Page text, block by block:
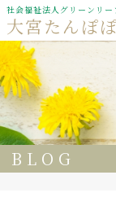
社会福祉法人グリーンリー
大宮たんぽ
BLOG